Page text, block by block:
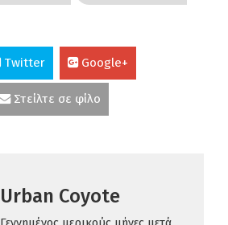
Twitter Google+
Στείλτε σε φίλο
Urban Coyote